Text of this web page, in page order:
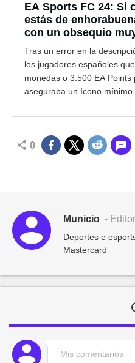
EA Sports FC 24: Si
estás de
con un obsequio
Tras un error en la
los jugadores españoles
monedas o 3.500 EA
aseguraba un Icono mínimo
0
Municio - Editor
Deportes e
Mastercard